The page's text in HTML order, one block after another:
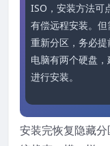
ISO，安装方法可
有偿远程安装。
重新分区，务必
电脑有两个硬盘
进行安装。
安装完恢复隐藏